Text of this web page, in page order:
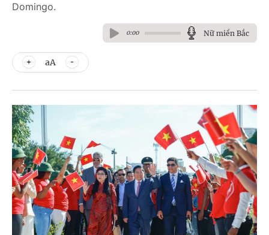
Domingo.
0:00 Nữ miền Bắc
aA